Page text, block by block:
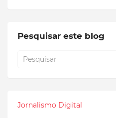
Pesquisar este blog
Jornalismo Digital